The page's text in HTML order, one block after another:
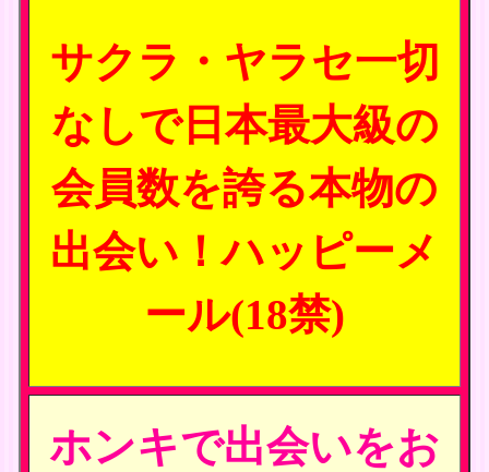
サクラ・ヤラセ一切
なしで日本最大級の
会員数を誇る本物の
出会い！ハッピーメ
ール(18禁)
ホンキで出会いをお